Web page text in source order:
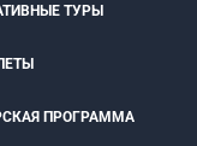
ТУРЫ
ПРОГРАММА